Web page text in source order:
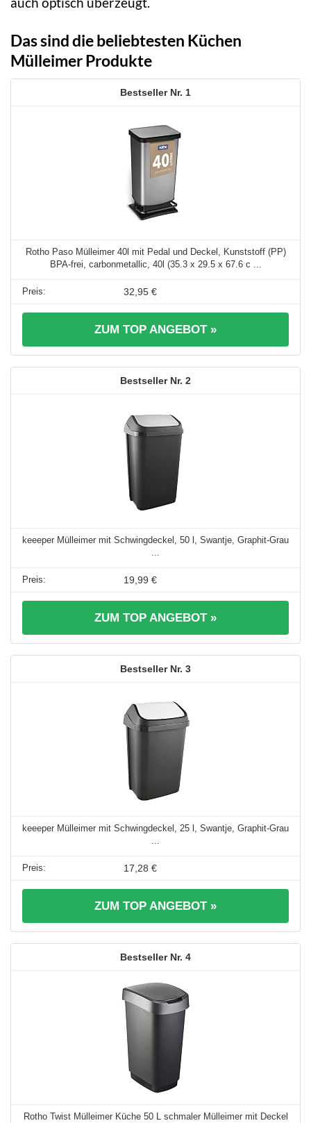
Das sind die beliebtesten Küchen
Mülleimer Produkte
1
Rotho Paso Mülleimer 40l mit Pedal und Deckel, Kunststoff (PP)
BPA-frei, carbonmetallic, 40l (35.3 x 29.5 x 67.6 c ...
32,95 €
ZUM TOP ANGEBOT »
2
keeeper Mülleimer mit Schwingdeckel, 50 l, Swantje, Graphit-Grau
...
19,99 €
ZUM TOP ANGEBOT »
3
keeeper Mülleimer mit Schwingdeckel, 25 l, Swantje, Graphit-Grau
...
17,28 €
ZUM TOP ANGEBOT »
4
Rotho Twist Mülleimer Küche 50 L schmaler Mülleimer mit Deckel